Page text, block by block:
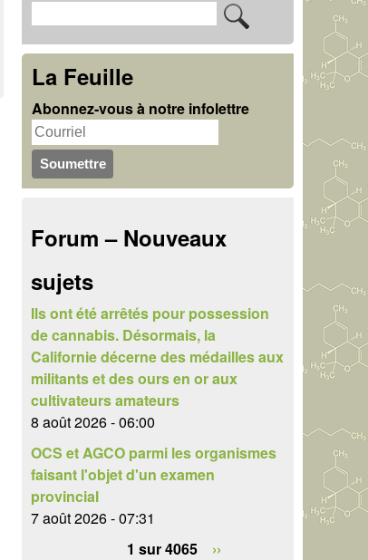
F
o
r
m
u
l
i
r
e
d
e
r
e
c
h
e
c
h
e
r
c
e
La Feuille
Abonnez-vous à notre infolettre
Forum – Nouveaux
sujets
Ils ont été arrêtés pour possession
de cannabis. Désormais, la
Californie décerne des médailles aux
militants et des ours en or aux
cultivateurs amateurs
8 août 2026 - 06:00
OCS et AGCO parmi les organismes
faisant l'objet d'un examen
provincial
7 août 2026 - 07:31
1 sur 4065
››